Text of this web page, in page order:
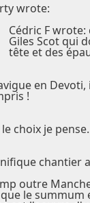
wrote:
Cédric F
Giles Scot qui
tête et des
en
!
choix je
chantier
outre
le summum